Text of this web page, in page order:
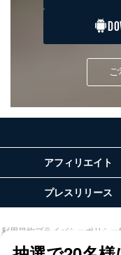
アフィリエイト
プレスリリース
利用規約プライバシーポリシー